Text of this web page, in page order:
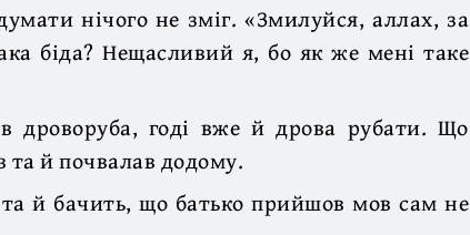
нічого не зміг. «Змилуйся, аллах, за
біда? Нещасливий я, бо як же мені таке
дроворуба, годі вже й дрова рубати. Що
та й почвалав додому.
й бачить, що батько прийшов мов сам не